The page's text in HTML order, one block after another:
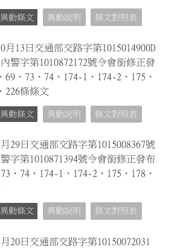
異動條文 異動說明 條文對照表
月13日交通部交路字第1015014900D
警字第1010872172號令會銜修正發
69、73、74、174-1、174-2、175、
226條條文
異動條文 異動說明 條文對照表
29日交通部交路字第1015008367號
字第1010871394號令會銜修正發布
、74、174-1、174-2、175、178、
異動條文 異動說明 條文對照表
20日交通部交路字第10150072031